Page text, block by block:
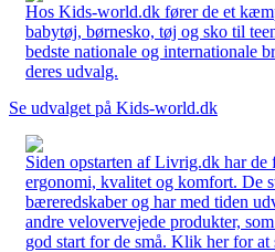
Hos Kids-world.dk fører de et
babytøj, børnesko, tøj og sko til
bedste nationale og internationale
deres udvalg.
Se udvalget på Kids-world.dk
Siden opstarten af Livrig.dk har de
ergonomi, kvalitet og komfort. De
bæreredskaber og har med tiden
andre velovervejede produkter,
god start for de små. Klik her for at